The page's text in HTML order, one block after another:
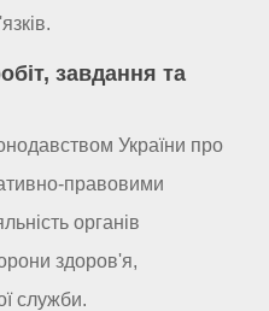
завдання та
України про
правовими
органів
здоров'я,
служби.